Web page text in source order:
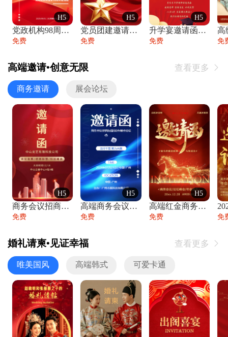
H5
党政机构98周年八一建军节庆祝晚会活动邀
免费
H5
党员团建邀请函党建活动风采党会工作汇报总
免费
H5
升学宴邀请函喜报金榜题名高端谢师宴邀请函
免费 免
高端邀请•创意无限 查看更多 
商务邀请 展会论坛
H5
商务会议招商展会科技峰会邀请函年会邀请
免费
H5
高端商务会议招商加盟展会峰会论坛邀请函
免费
H5
高端红金商务会议年会年终盛典答谢邀请函
免费 免
婚礼请柬•见证幸福 查看更多 
唯美国风 高端韩式 可爱卡通